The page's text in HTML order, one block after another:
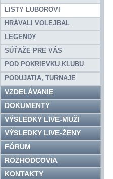
LISTY LUBOROVI
HRÁVALI VOLEJBAL
LEGENDY
SÚŤAŽE PRE VÁS
POD POKRIEVKU KLUBU
PODUJATIA, TURNAJE
VZDELÁVANIE
DOKUMENTY
VÝSLEDKY LIVE-MUŽI
VÝSLEDKY LIVE-ŽENY
FÓRUM
ROZHODCOVIA
KONTAKTY